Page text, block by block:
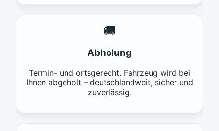
🚚
Abholung
Termin- und ortsgerecht. Fahrzeug wird bei
Ihnen abgeholt – deutschlandweit, sicher und
zuverlässig.